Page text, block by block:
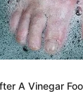
A Vinegar